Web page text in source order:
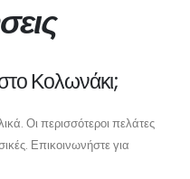
Κολωνάκι;
Οι περισσότεροι πελάτες
Επικοινωνήστε για